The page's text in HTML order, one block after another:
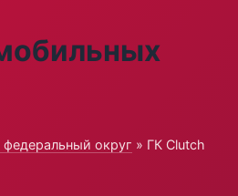
округ » ГК Clutch